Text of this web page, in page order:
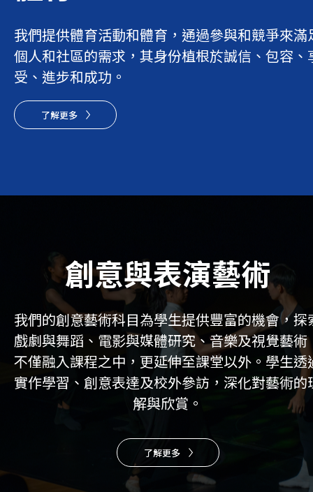
我們提供體育活動和體育，通過參與和競爭來滿
個人和社區的需求，其身份植根於誠信、包容、
受、進步和成功。
了解更多
創意與表演藝術
我們的創意藝術科目為學生提供豐富的機會，探
戲劇與舞蹈、電影與媒體研究、音樂及視覺藝術
不僅融入課程之中，更延伸至課堂以外。學生透
實作學習、創意表達及校外參訪，深化對藝術的
解與欣賞。
了解更多